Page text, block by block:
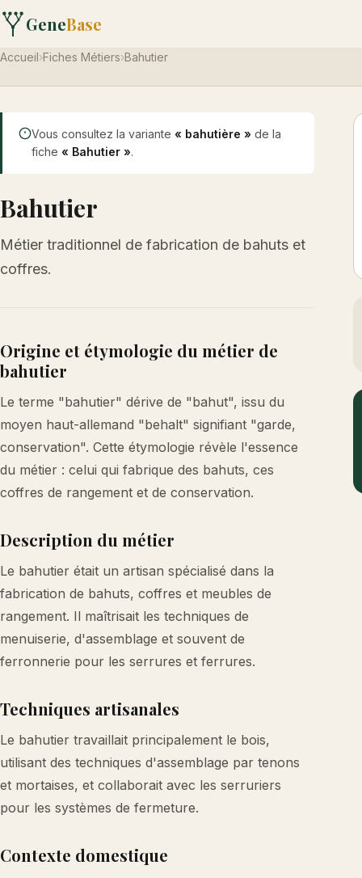
GeneBase
Accueil›Fiches Métiers›Bahutier
Vous consultez la variante « bahutière » de la
fiche « Bahutier ».
Bahutier
Métier traditionnel de fabrication de bahuts et
coffres.
Origine et étymologie du métier de
bahutier
Le terme "bahutier" dérive de "bahut", issu du
moyen haut-allemand "behalt" signifiant "garde,
conservation". Cette étymologie révèle l'essence
du métier : celui qui fabrique des bahuts, ces
coffres de rangement et de conservation.
Description du métier
Le bahutier était un artisan spécialisé dans la
fabrication de bahuts, coffres et meubles de
rangement. Il maîtrisait les techniques de
menuiserie, d'assemblage et souvent de
ferronnerie pour les serrures et ferrures.
Techniques artisanales
Le bahutier travaillait principalement le bois,
utilisant des techniques d'assemblage par tenons
et mortaises, et collaborait avec les serruriers
pour les systèmes de fermeture.
Contexte domestique